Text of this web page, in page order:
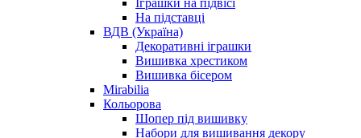
На підставці
ВДВ (Україна)
Декоративні іграшки
Вишивка хрестиком
Вишивка бісером
Mirabilia
Кольорова
Шопер під вишивку
Набори для вишивання декору